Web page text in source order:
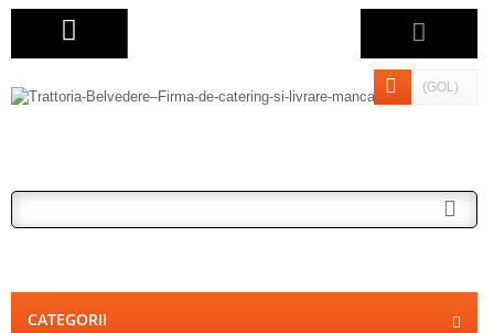
(GOL)
CATEGORII